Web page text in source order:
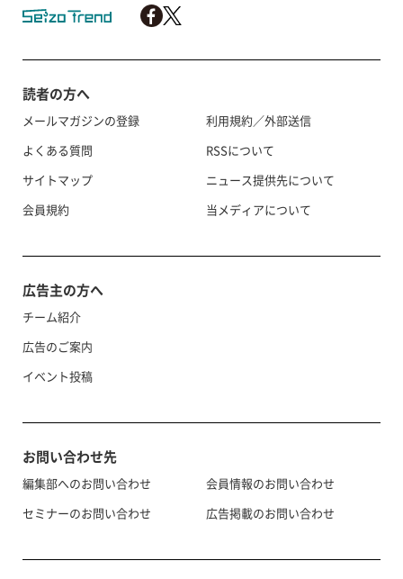
読者の方へ
メールマガジンの登録
よくある質問
サイトマップ
会員規約
利用規約／外部送信
RSSについて
ニュース提供先について
当メディアについて
広告主の方へ
チーム紹介
広告のご案内
イベント投稿
お問い合わせ先
編集部へのお問い合わせ
セミナーのお問い合わせ
会員情報のお問い合わせ
広告掲載のお問い合わせ